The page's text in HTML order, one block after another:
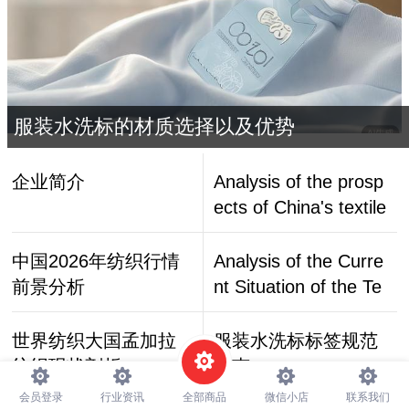
服装水洗标的材质选择以及优势
企业简介
Analysis of the prosp
ects of China's textile
market in 2026
中国2026年纺织行情
前景分析
Analysis of the Curre
nt Situation of the Te
xtile Industry in Bangl
adesh, a Major Globa
l Textile Powe
世界纺织大国孟加拉
纺织现状剖析
服装水洗标标签规范
指南
会员登录 行业资讯 全部商品 微信小店 联系我们